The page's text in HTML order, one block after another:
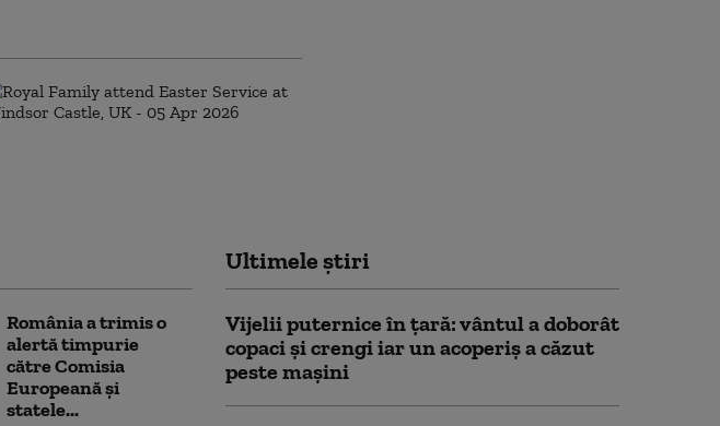
România a trimis o
alertă timpurie
către Comisia
Europeană și
statele...
Ultimele știri
Vijelii puternice în țară: vântul a doborât
copaci și crengi iar un acoperiș a căzut
peste mașini